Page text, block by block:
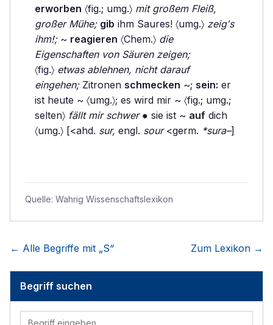
erworben 〈fig.; umg.〉 mit großem Fleiß,
großer Mühe; gib ihm Saures! 〈umg.〉 zeig′s
ihm!;~ reagieren 〈Chem.〉 die
Eigenschaften von Säuren zeigen;
〈fig.〉 etwas ablehnen, nicht darauf
eingehen;Zitronen schmecken ~; sein: er
ist heute ~ 〈umg.〉; es wird mir ~ 〈fig.; umg.;
selten〉 fällt mir schwer● sie ist ~ auf dich
〈umg.〉 [<ahd. sur, engl. sour<germ. *sura–]
Quelle: Wahrig Wissenschaftslexikon
← Alle Begriffe mit „S“ Zum Lexikon →
Begriff suchen